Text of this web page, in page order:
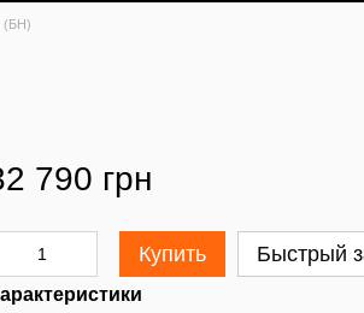
(БН)
790 грн
Купить Быстрый